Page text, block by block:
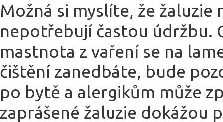
Možná si myslíte, že
nepotřebují častou údržbu.
mastnota z vaření se na
čištění zanedbáte, bude
po bytě a alergikům může
zaprášené žaluzie dokážou